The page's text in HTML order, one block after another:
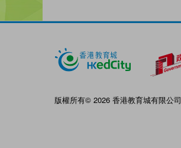
版權所有© 2026 香港教育城有限公司